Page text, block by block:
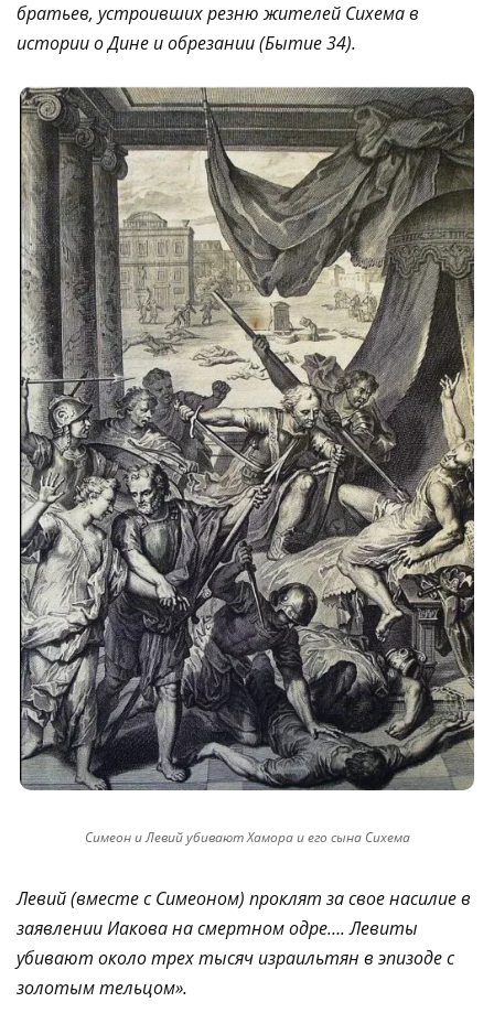
братьев, устроивших резню жителей Сихема в
истории о Дине и обрезании (Бытие 34).
Симеон и Левий убивают Хамора и его сына Сихема
Левий (вместе с Симеоном) проклят за свое насилие в
заявлении Иакова на смертном одре…. Левиты
убивают около трех тысяч израильтян в эпизоде ​​с
золотым тельцом».